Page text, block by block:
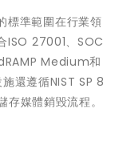
標準範圍在行業領
ISO 27001、SOC
Medium和
還遵循NIST SP 8
媒體銷毀流程。